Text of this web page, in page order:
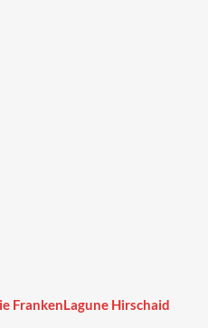
FrankenLagune Hirschaid